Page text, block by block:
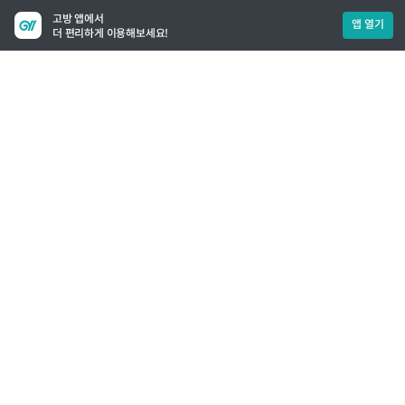
고방 앱에서
더 편리하게 이용해보세요!
앱 열기